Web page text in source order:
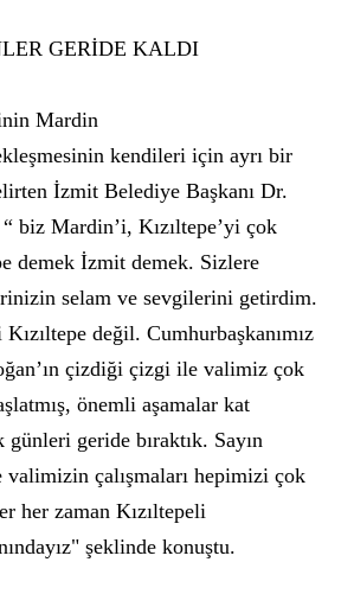
GERİDE KALDI
Mardin
kendileri için ayrı bir
İzmit Belediye Başkanı Dr.
biz Mardin’i, Kızıltepe’yi çok
demek İzmit demek. Sizlere
selam ve sevgilerini getirdim.
Kızıltepe değil. Cumhurbaşkanımız
çizdiği çizgi ile valimiz çok
önemli aşamalar kat
geride bıraktık. Sayın
valimizin çalışmaları hepimizi çok
her zaman Kızıltepeli
şeklinde konuştu.